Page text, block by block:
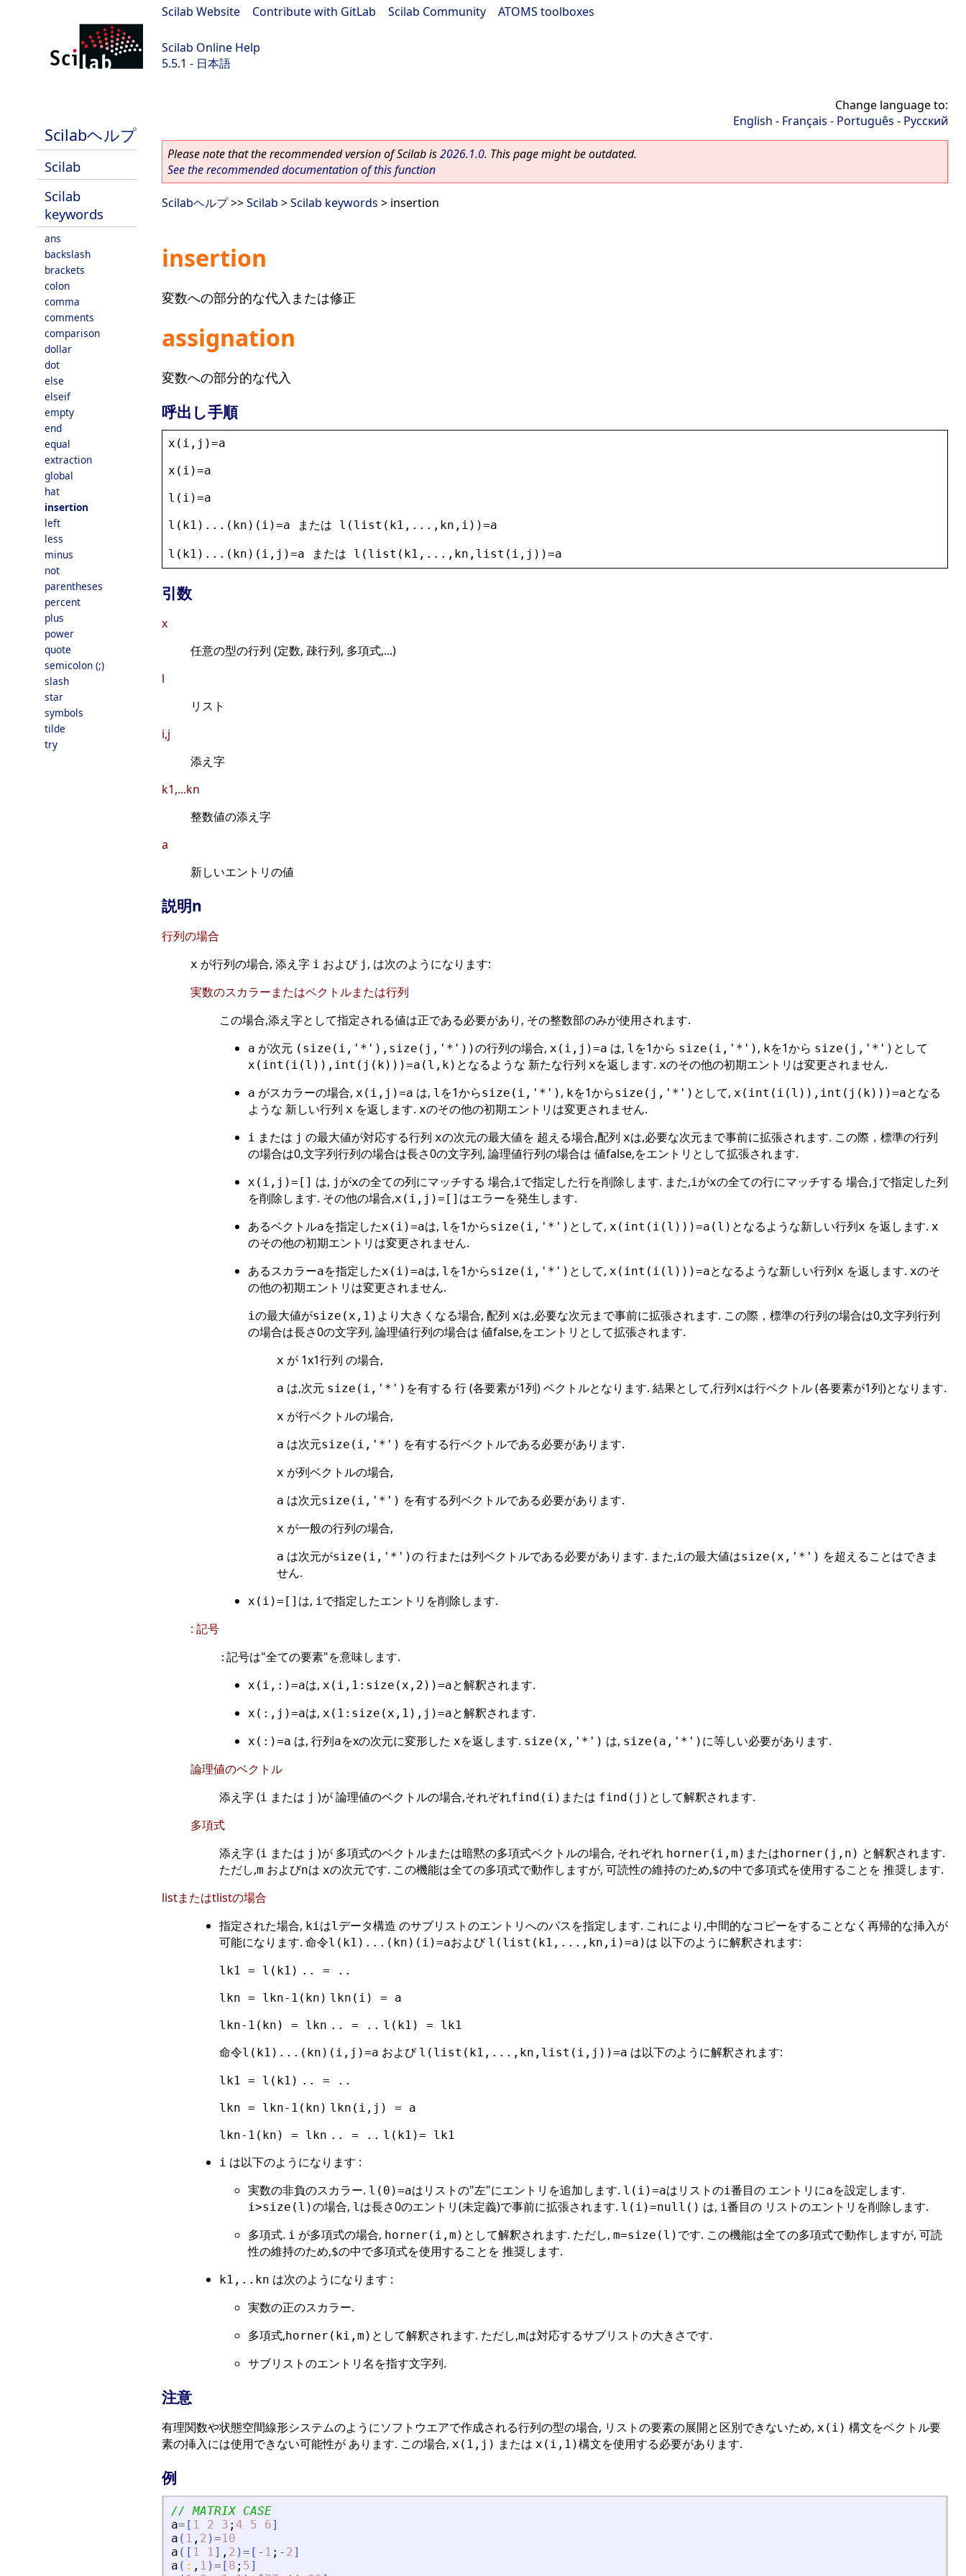
Scilab Website Contribute with GitLab Scilab Community ATOMS toolboxes
Scilab Online Help
5.5.1 - 日本語
Scilabヘルプ
Scilab
Scilab
keywords
ans
backslash
brackets
colon
comma
comments
comparison
dollar
dot
else
elseif
empty
end
equal
extraction
global
hat
insertion
left
less
minus
not
parentheses
percent
plus
power
quote
semicolon (;)
slash
star
symbols
tilde
try
Change language to:
English - Français - Português - Русский
Please note that the recommended version of Scilab is2026.1.0. This page might be outdated.
See the recommended documentation of this function
Scilabヘルプ>>Scilab >Scilab keywords > insertion
insertion
変数への部分的な代入または修正
assignation
変数への部分的な代入
呼出し手順
x ( i , j )=a
x ( i )=a
l ( i )=a
l ( k1 )...( kn )( i )=a または l ( list ( k1 ,..., kn , i ))=a
l ( k1 )...( kn )( i , j )=a または l ( list ( k1 ,..., kn , list ( i , j ))=a
引数
x
任意の型の行列 (定数, 疎行列, 多項式,...)
l
リスト
i,j
添え字
k1,...kn
整数値の添え字
a
新しいエントリの値
説明n
行列の場合
x が行列の場合, 添え字 i および j , は次のようになります:
実数のスカラーまたはベクトルまたは行列
この場合,添え字として指定される値は正である必要があり, その整数部のみが使用されます.
a が次元 (size(i,'*'),size(j,'*'))の行列の場合, x(i,j)=a は, l を1から size(i,'*') , kを1から size(j,'*') として
x(int(i(l)),int(j(k)))=a(l,k) となるような 新たな行列 xを返します. xのその他の初期エントリは変更されません.
a がスカラーの場合, x(i,j)=a は, l を1からsize(i,'*') , kを1からsize(j,'*') として, x(int(i(l)),int(j(k)))=aとなる
ような 新しい行列 x を返します. xのその他の初期エントリは変更されません.
i または j の最大値が対応する行列 xの次元の最大値を 超える場合,配列 xは,必要な次元まで事前に拡張されます. この際，標準の行列
の場合は0,文字列行列の場合は長さ0の文字列, 論理値行列の場合は 値false,をエントリとして拡張されます.
x(i,j)=[] は, j がxの全ての列にマッチする 場合,iで指定した行を削除します. また,iがxの全ての行にマッチする 場合,j で指定した列
を削除します. その他の場合,x(i,j)=[] はエラーを発生します.
あるベクトルaを指定したx(i)=aは, l を1からsize(i,'*') として, x(int(i(l)))=a(l) となるような新しい行列x を返します. x
のその他の初期エントリは変更されません.
あるスカラーaを指定したx(i)=aは, l を1からsize(i,'*') として, x(int(i(l)))=aとなるような新しい行列x を返します. xのそ
の他の初期エントリは変更されません.
iの最大値がsize(x,1) より大きくなる場合, 配列 xは,必要な次元まで事前に拡張されます. この際，標準の行列の場合は0,文字列行列
の場合は長さ0の文字列, 論理値行列の場合は 値false,をエントリとして拡張されます.
x が 1x1行列 の場合,
a は,次元 size(i,'*') を有する 行 (各要素が1列) ベクトルとなります. 結果として,行列xは行ベクトル (各要素が1列)となります.
x が行ベクトルの場合,
a は次元size(i,'*') を有する行ベクトルである必要があります.
x が列ベクトルの場合,
a は次元size(i,'*') を有する列ベクトルである必要があります.
x が一般の行列の場合,
a は次元がsize(i,'*')の 行または列ベクトルである必要があります. また,iの最大値はsize(x,'*') を超えることはできま
せん.
x(i)=[] は, iで指定したエントリを削除します.
: 記号
: 記号は"全ての要素"を意味します.
x(i,:)=aは, x(i,1:size(x,2))=aと解釈されます.
x(:,j)=aは, x(1:size(x,1),j)=aと解釈されます.
x(:)=a は, 行列aをxの次元に変形した xを返します. size(x,'*') は, size(a,'*') に等しい必要があります.
論理値のベクトル
添え字 (i または j )が 論理値のベクトルの場合,それぞれfind(i) または find(j) として解釈されます.
多項式
添え字 (i または j )が 多項式のベクトルまたは暗黙の多項式ベクトルの場合, それぞれ horner(i,m) またはhorner(j,n) と解釈されます.
ただし,m およびnは xの次元です. この機能は全ての多項式で動作しますが, 可読性の維持のため,$の中で多項式を使用することを 推奨します.
listまたはtlistの場合
指定された場合, kiはlデータ構造 のサブリストのエントリへのパスを指定します. これにより,中間的なコピーをすることなく再帰的な挿入が
可能になります. 命令l(k1)...(kn)(i)=aおよび l(list(k1,...,kn,i)=a) は 以下のように解釈されます:
lk1 = l(k1) .. = ..
lkn = lkn-1(kn) lkn(i) = a
lkn-1(kn) = lkn .. = .. l(k1) = lk1
命令l(k1)...(kn)(i,j)=a および l(list(k1,...,kn,list(i,j))=a は以下のように解釈されます:
lk1 = l(k1) .. = ..
lkn = lkn-1(kn) lkn(i,j) = a
lkn-1(kn) = lkn .. = .. l(k1)= lk1
i は以下のようになります :
実数の非負のスカラー. l(0)=aはリストの"左"にエントリを追加します. l(i)=aはリストのi番目の エントリにaを設定します.
i>size(l)の場合, lは長さ0のエントリ(未定義)で事前に拡張されます. l(i)=null() は, i番目の リストのエントリを削除します.
多項式. i が多項式の場合, horner(i,m) として解釈されます. ただし, m=size(l) です. この機能は全ての多項式で動作しますが, 可読
性の維持のため,$の中で多項式を使用することを 推奨します.
k1,..kn は次のようになります :
実数の正のスカラー.
多項式,horner(ki,m) として解釈されます. ただし,mは対応するサブリストの大きさです.
サブリストのエントリ名を指す文字列.
注意
有理関数や状態空間線形システムのようにソフトウエアで作成される行列の型の場合, リストの要素の展開と区別できないため, x(i) 構文をベクトル要
素の挿入には使用できない可能性が あります. この場合, x(1,j) または x(i,1)構文を使用する必要があります.
例
// MATRIX CASE
a= [ 1 2 3 ; 4 5 6]
a ( 1 , 2 )=10
a ( [ 1 1 ] , 2 )= [ - 1 ; - 2 ]
a ( : , 1 )= [ 8 ; 5]